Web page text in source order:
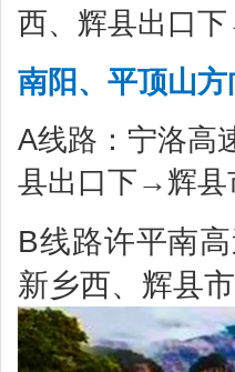
西、辉县出口
南阳、平顶山方
A线路：宁洛
县出口下→辉
B线路许平南
新乡西、辉县